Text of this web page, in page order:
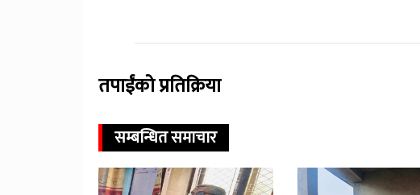
तपाईंको प्रतिक्रिया
सम्बन्धित समाचार